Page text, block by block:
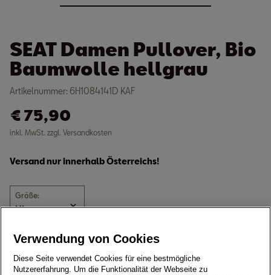
SEAT Damen Pullover, Bio
Baumwolle hellgrau
Artikelnummer: 6H1084141D KAF
€ 75,90
inkl. MwSt. zzgl. Versandkosten
Versand nur innerhalb Österreichs!
Größe:
Derzeit nicht verfügbar
nachhaltiger Damen Pullover aus Bio Baumwolle
Verwendung von Cookies
Diese Seite verwendet Cookies für eine bestmögliche
Nutzererfahrung. Um die Funktionalität der Webseite zu